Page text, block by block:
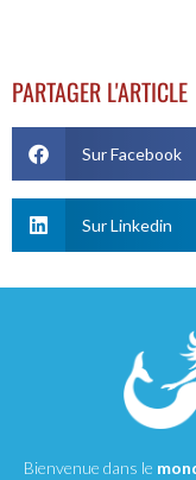
PARTAGER L'ARTICLE
Sur Facebook
Sur Linkedin
Bienvenue dans le